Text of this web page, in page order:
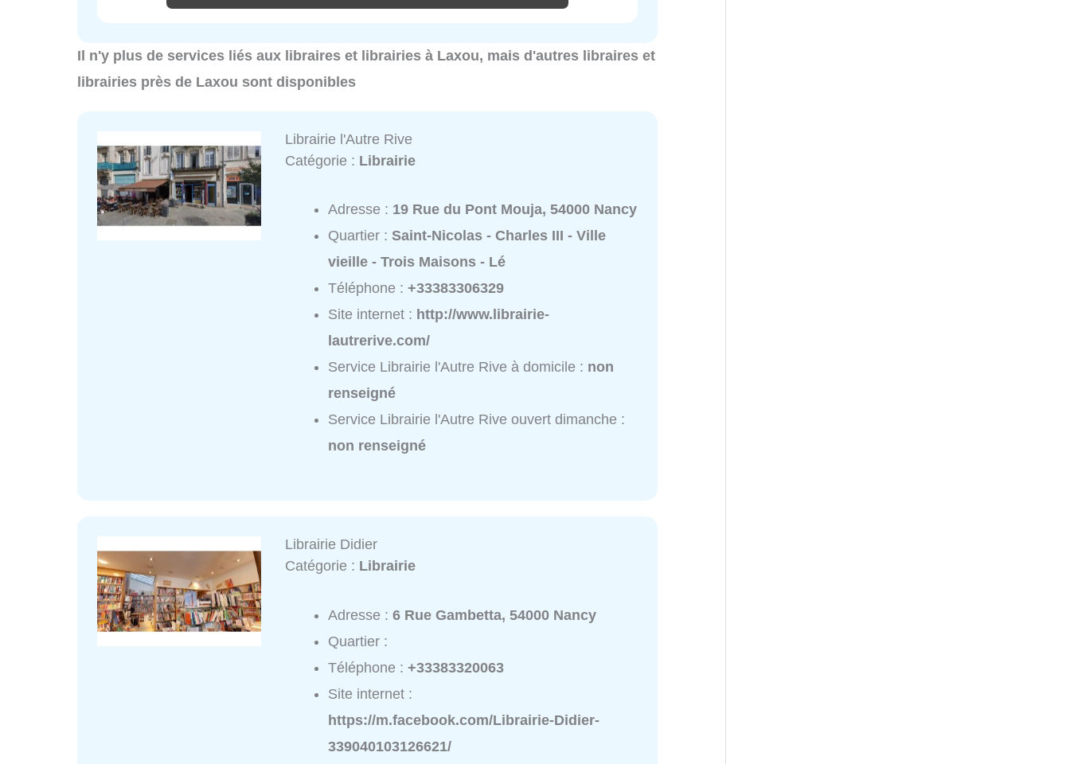
Il n'y plus de services liés aux libraires et librairies à Laxou, mais d'autres libraires et
librairies près de Laxou sont disponibles
Librairie l'Autre Rive
Catégorie : Librairie
Adresse : 19 Rue du Pont Mouja, 54000 Nancy
Quartier :Saint-Nicolas - Charles III - Ville
vieille - Trois Maisons - Lé
Téléphone :+33383306329
Site internet : http://www.librairie-
lautrerive.com/
Service Librairie l'Autre Rive à domicile : non
renseigné
Service Librairie l'Autre Rive ouvert dimanche :
non renseigné
Librairie Didier
Catégorie : Librairie
Adresse :6 Rue Gambetta, 54000 Nancy
Quartier :
Téléphone :+33383320063
Site internet :
https://m.facebook.com/Librairie-Didier-
339040103126621/